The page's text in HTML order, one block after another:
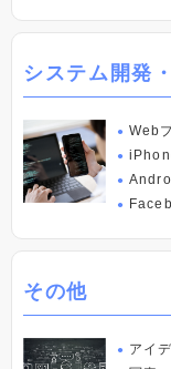
システム開発
● Web
●
●
●
その他
● アイ